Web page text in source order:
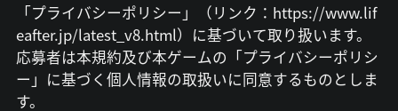
「プライバシーポリシー」（リンク：https://www.lif
eafter.jp/latest_v8.html）に基づいて取り扱います。
応募者は本規約及び本ゲームの「プライバシーポリシ
ー」に基づく個人情報の取扱いに同意するものとしま
す。